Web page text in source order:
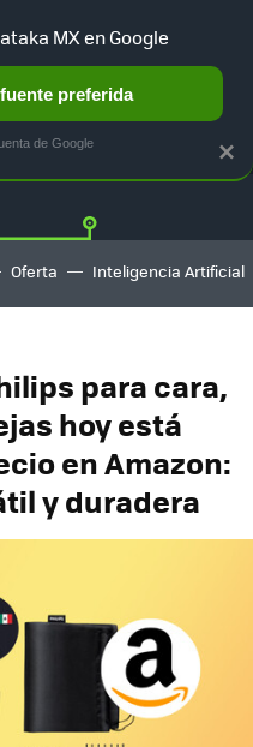
MERCADO LIBRE
Oferta Inteligencia Artificial
para cara,
hoy está
en Amazon:
y duradera
×
MX en Google
preferida
de Google